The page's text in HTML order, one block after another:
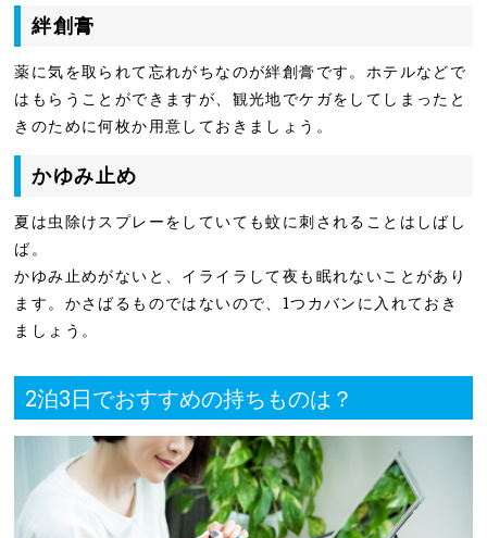
絆創膏
薬に気を取られて忘れがちなのが絆創膏です。ホテルなどで
はもらうことができますが、観光地でケガをしてしまったと
きのために何枚か用意しておきましょう。
かゆみ止め
夏は虫除けスプレーをしていても蚊に刺されることはしばし
ば。
かゆみ止めがないと、イライラして夜も眠れないことがあり
ます。かさばるものではないので、1つカバンに入れておき
ましょう。
2泊3日でおすすめの持ちものは？